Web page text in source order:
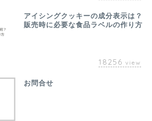
アイシングクッキーの成分表示は？
販売時に必要な食品ラベルの作り方
18256 view
お問合せ